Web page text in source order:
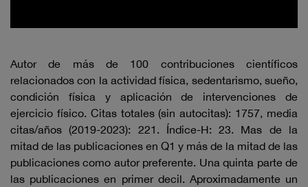
Autor de más de 100 contribuciones científicos
relacionados con la actividad física, sedentarismo, sueño,
condición física y aplicación de intervenciones de
ejercicio físico. Citas totales (sin autocitas): 1757, media
citas/años (2019-2023): 221. Índice-H: 23. Mas de la
mitad de las publicaciones en Q1 y más de la mitad de las
publicaciones como autor preferente. Una quinta parte de
las publicaciones en primer decil. Aproximadamente un